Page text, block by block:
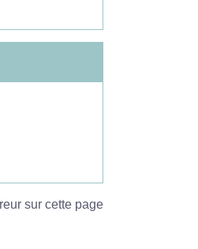
sur cette page